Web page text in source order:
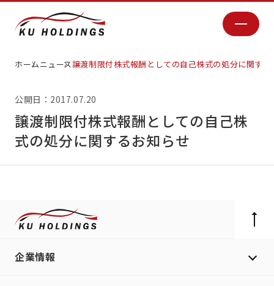
ホームニュース譲渡制限付株式報酬としての自己株式の処分に関する
公開日：2017.07.20
譲渡制限付株式報酬としての自己株
式の処分に関するお知らせ
企業情報